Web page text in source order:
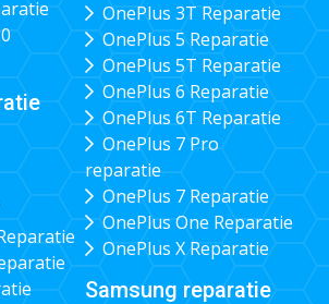
OnePlus 3T Reparatie
OnePlus 5 Reparatie
OnePlus 5T Reparatie
OnePlus 6 Reparatie
OnePlus 6T Reparatie
OnePlus 7 Pro
reparatie
OnePlus 7 Reparatie
OnePlus One Reparatie
OnePlus X Reparatie
Samsung reparatie